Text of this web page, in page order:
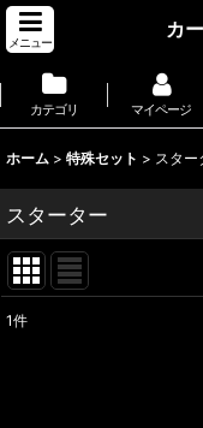
メニュー
カ
カテゴリ マイページ
ホーム > 特殊セット > スター
スターター
1件